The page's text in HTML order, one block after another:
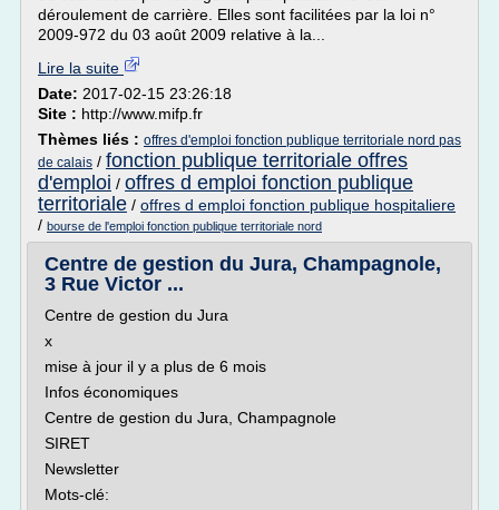
déroulement de carrière. Elles sont facilitées par la loi n°
2009-972 du 03 août 2009 relative à la...
Lire la suite
Date: 2017-02-15 23:26:18
Site : http://www.mifp.fr
Thèmes liés : offres d'emploi fonction publique territoriale nord pas
de calais / fonction publique territoriale offres
d'emploi / offres d emploi fonction publique
territoriale / offres d emploi fonction publique hospitaliere
/ bourse de l'emploi fonction publique territoriale nord
Centre de gestion du Jura, Champagnole,
3 Rue Victor ...
Centre de gestion du Jura
x
mise à jour il y a plus de 6 mois
Infos économiques
Centre de gestion du Jura, Champagnole
SIRET
Newsletter
Mots-clé: